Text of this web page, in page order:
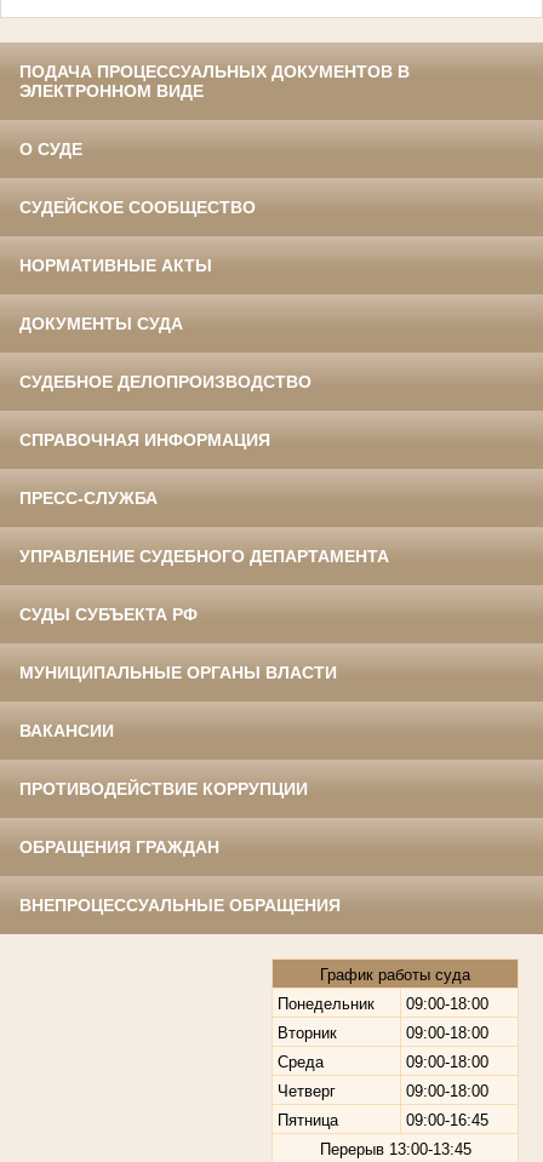
ПОДАЧА ПРОЦЕССУАЛЬНЫХ ДОКУМЕНТОВ В
ЭЛЕКТРОННОМ ВИДЕ
О СУДЕ
СУДЕЙСКОЕ СООБЩЕСТВО
НОРМАТИВНЫЕ АКТЫ
ДОКУМЕНТЫ СУДА
СУДЕБНОЕ ДЕЛОПРОИЗВОДСТВО
СПРАВОЧНАЯ ИНФОРМАЦИЯ
ПРЕСС-СЛУЖБА
УПРАВЛЕНИЕ СУДЕБНОГО ДЕПАРТАМЕНТА
СУДЫ СУБЪЕКТА РФ
МУНИЦИПАЛЬНЫЕ ОРГАНЫ ВЛАСТИ
ВАКАНСИИ
ПРОТИВОДЕЙСТВИЕ КОРРУПЦИИ
ОБРАЩЕНИЯ ГРАЖДАН
ВНЕПРОЦЕССУАЛЬНЫЕ ОБРАЩЕНИЯ
График работы суда
Понедельник
09:00-18:00
Вторник
09:00-18:00
Среда
09:00-18:00
Четверг
09:00-18:00
Пятница
09:00-16:45
Перерыв 13:00-13:45